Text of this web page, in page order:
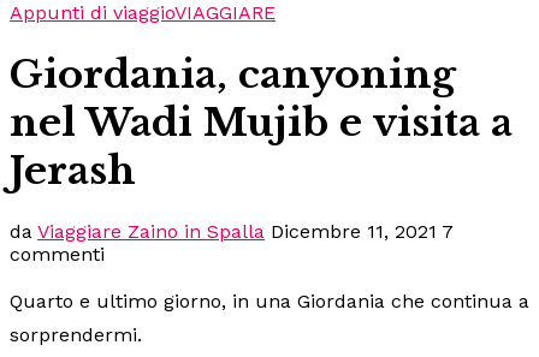
Appunti di viaggioVIAGGIARE
Giordania, canyoning
nel Wadi Mujib e visita a
Jerash
da Viaggiare Zaino in Spalla Dicembre 11, 2021 7
commenti
Quarto e ultimo giorno, in una Giordania che continua a
sorprendermi.